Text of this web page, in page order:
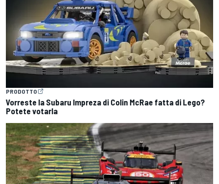
PRODOTTO
Vorreste la Subaru Impreza di Colin McRae fatta di Lego?
Potete votarla